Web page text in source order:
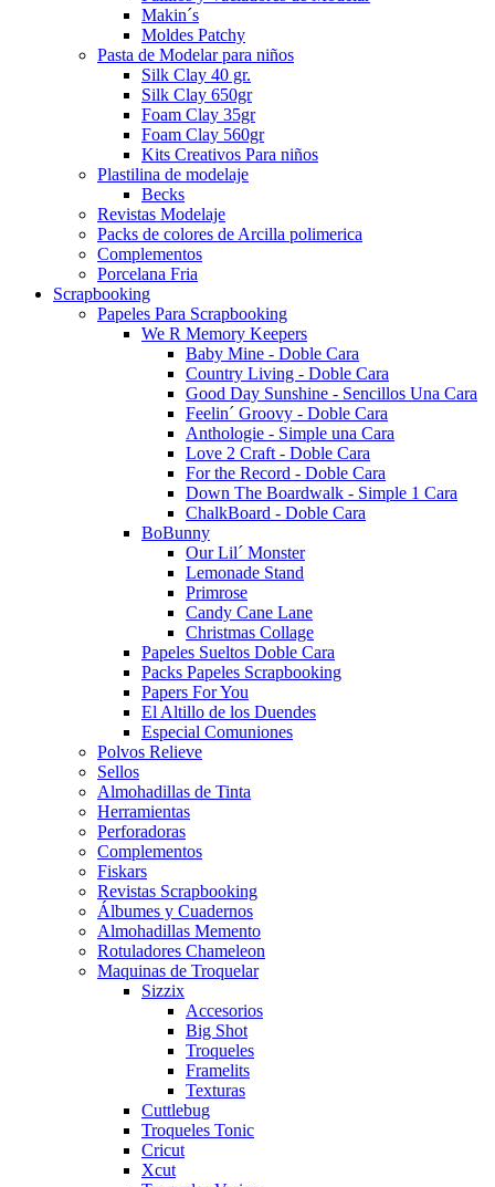
Makin´s
Moldes Patchy
Pasta de Modelar para niños
Silk Clay 40 gr.
Silk Clay 650gr
Foam Clay 35gr
Foam Clay 560gr
Kits Creativos Para niños
Plastilina de modelaje
Becks
Revistas Modelaje
Packs de colores de Arcilla polimerica
Complementos
Porcelana Fria
Scrapbooking
Papeles Para Scrapbooking
We R Memory Keepers
Baby Mine - Doble Cara
Country Living - Doble Cara
Good Day Sunshine - Sencillos Una Cara
Feelin´ Groovy - Doble Cara
Anthologie - Simple una Cara
Love 2 Craft - Doble Cara
For the Record - Doble Cara
Down The Boardwalk - Simple 1 Cara
ChalkBoard - Doble Cara
BoBunny
Our Lil´ Monster
Lemonade Stand
Primrose
Candy Cane Lane
Christmas Collage
Papeles Sueltos Doble Cara
Packs Papeles Scrapbooking
Papers For You
El Altillo de los Duendes
Especial Comuniones
Polvos Relieve
Sellos
Almohadillas de Tinta
Herramientas
Perforadoras
Complementos
Fiskars
Revistas Scrapbooking
Álbumes y Cuadernos
Almohadillas Memento
Rotuladores Chameleon
Maquinas de Troquelar
Sizzix
Accesorios
Big Shot
Troqueles
Framelits
Texturas
Cuttlebug
Troqueles Tonic
Cricut
Xcut